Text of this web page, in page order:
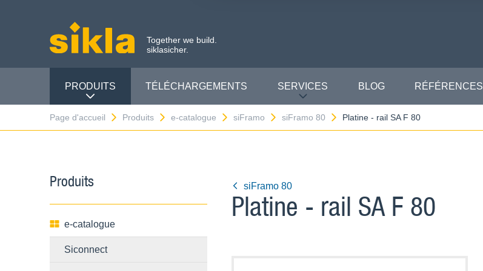
Together we build.
siklasicher.
PRODUITS TÉLÉCHARGEMENTS SERVICES BLOG RÉFÉRENCES
Page d'accueil Produits e-catalogue siFramo siFramo 80 Platine - rail SA F 80
Produits
e-catalogue
Siconnect
siFramo 80
Platine - rail SA F 80